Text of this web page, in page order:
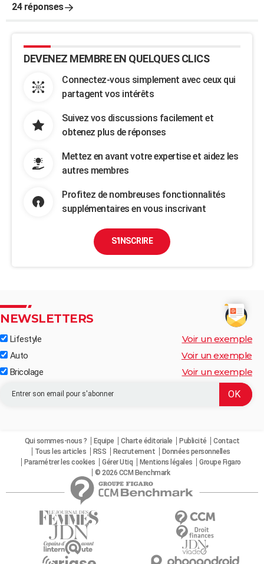
24 réponses
DEVENEZ MEMBRE EN QUELQUES CLICS
Connectez-vous simplement avec ceux qui
partagent vos intérêts
Suivez vos discussions facilement et
obtenez plus de réponses
Mettez en avant votre expertise et aidez les
autres membres
Profitez de nombreuses fonctionnalités
supplémentaires en vous inscrivant
S'INSCRIRE
NEWSLETTERS
Lifestyle Voir un exemple
Auto Voir un exemple
Bricolage Voir un exemple
Qui sommes-nous ? Equipe Charte éditoriale Publicité
Contact
Tous les articles
RSS Recrutement
Données personnelles
Paramétrer les cookies
Gérer Utiq Mentions légales
Groupe Figaro
© 2026 CCM Benchmark